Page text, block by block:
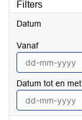
Filters
Datum
vanaf
Datum tot en met